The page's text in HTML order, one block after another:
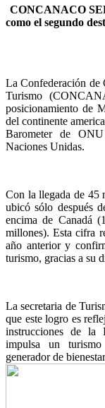
CONCANACO
como el segundo
La Confederación de
Turismo
posicionamiento de
del continente
Barometer de
Naciones Unidas.
Con la llegada de 45
ubicó sólo después
encima de Canadá
millones). Esta cifra
año anterior y
turismo, gracias a su
La secretaria de
que este logro es
instrucciones de la
impulsa un
generador de